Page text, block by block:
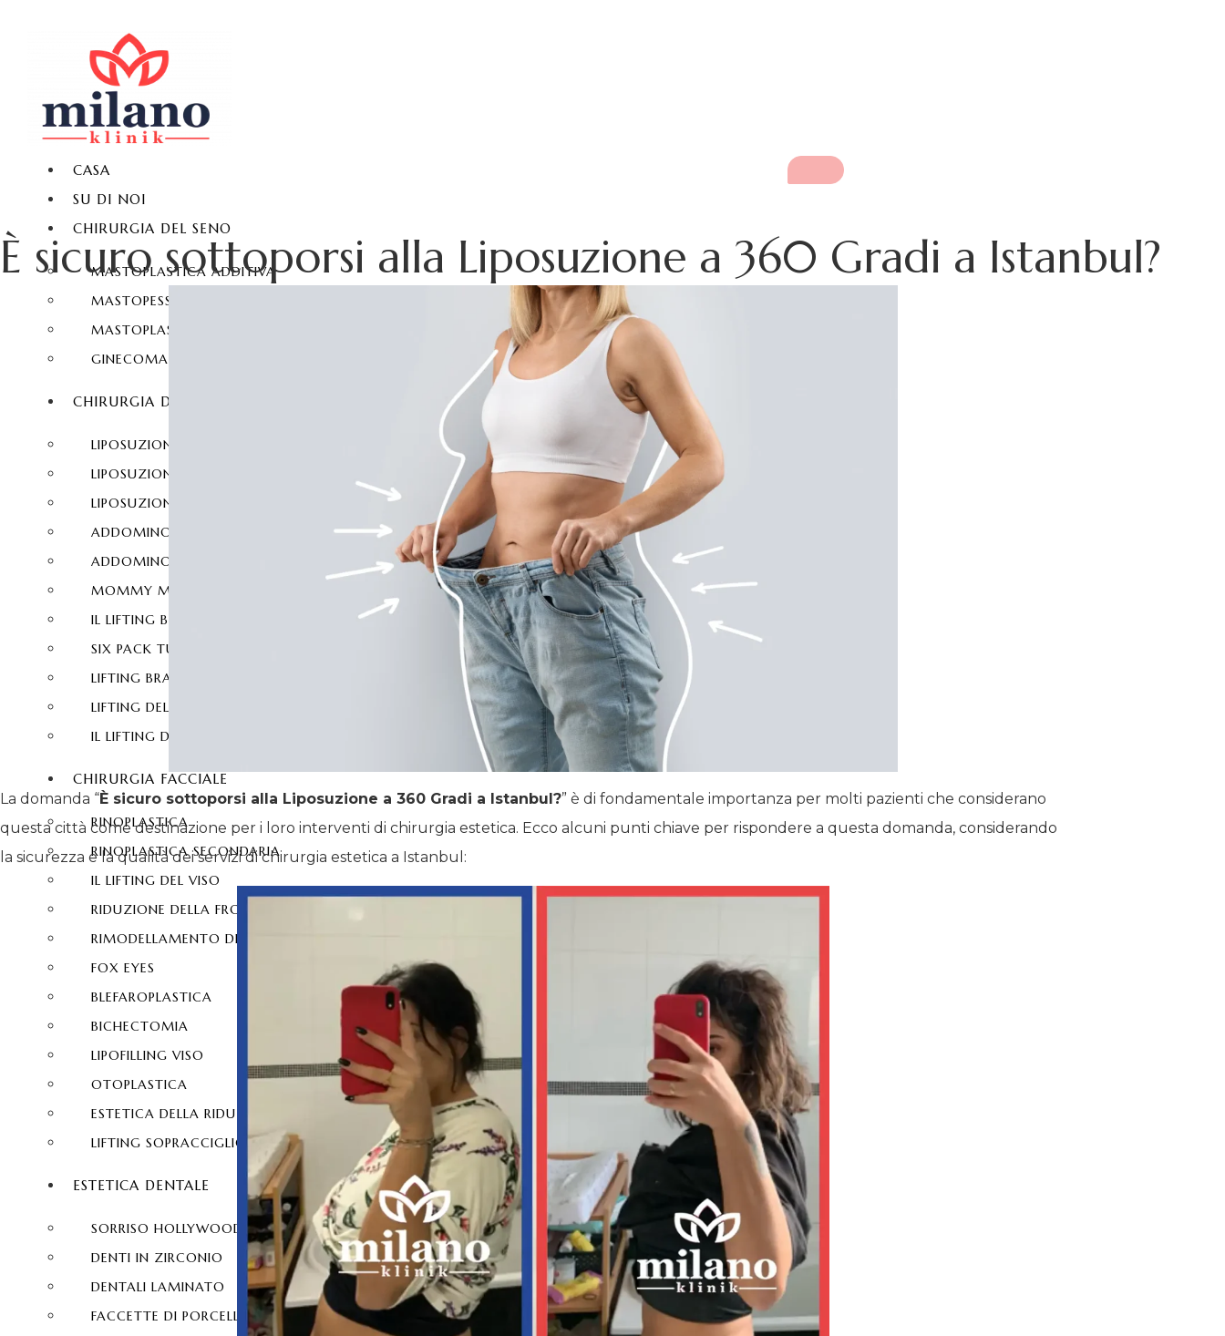
CASA
SU DI NOI
CHIRURGIA DEL SENO
MASTOPLASTICA ADDITIVA
MASTOPESSI
MASTOPLASTICA RIDUTTIVA
GINECOMASTIA
CHIRURGIA DEL CORPO
LIPOSUZIONE
LIPOSUZIONE VASER
LIPOSUZIONE A 360 GRADI
ADDOMINOPLASTICA
ADDOMINOPLASTICA 360 GRADI
MOMMY MAKEOVER
IL LIFTING BRASILIANO DEI GLUTEI
SIX PACK TURCHIA
LIFTING BRACCIA
LIFTING DELLE COSCE
IL LIFTING DEL COLLO
CHIRURGIA FACCIALE
RINOPLASTICA
RINOPLASTICA SECONDARIA
IL LIFTING DEL VISO
RIDUZIONE DELLA FRONTE
RIMODELLAMENTO DEL NASO
FOX EYES
BLEFAROPLASTICA
BICHECTOMIA
LIPOFILLING VISO
OTOPLASTICA
ESTETICA DELLA RIDUZIONE FRONTE
LIFTING SOPRACCIGLIO
ESTETICA DENTALE
SORRISO HOLLYWOODIANO
DENTI IN ZIRCONIO
DENTALI LAMINATO
FACCETTE DI PORCELLANA
È sicuro sottoporsi alla Liposuzione a 360 Gradi a Istanbul?
La domanda “È sicuro sottoporsi alla Liposuzione a 360 Gradi a Istanbul?” è di fondamentale importanza per molti pazienti che considerano
questa città come destinazione per i loro interventi di chirurgia estetica. Ecco alcuni punti chiave per rispondere a questa domanda, considerando
la sicurezza e la qualità dei servizi di chirurgia estetica a Istanbul: